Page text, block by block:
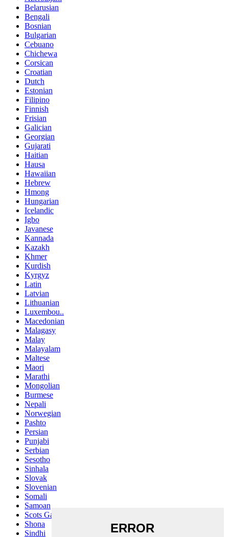
Belarusian
Bengali
Bosnian
Bulgarian
Cebuano
Chichewa
Corsican
Croatian
Dutch
Estonian
Filipino
Finnish
Frisian
Galician
Georgian
Gujarati
Haitian
Hausa
Hawaiian
Hebrew
Hmong
Hungarian
Icelandic
Igbo
Javanese
Kannada
Kazakh
Khmer
Kurdish
Kyrgyz
Latin
Latvian
Lithuanian
Luxembou..
Macedonian
Malagasy
Malay
Malayalam
Maltese
Maori
Marathi
Mongolian
Burmese
Nepali
Norwegian
Pashto
Persian
Punjabi
Serbian
Sesotho
Sinhala
Slovak
Slovenian
Somali
Samoan
Scots Gaelic
Shona
Sindhi